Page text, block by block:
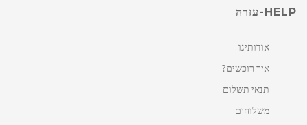
HELP-עזרה
אודותינו
איך רוכשים?
תנאי תשלום
משלוחים